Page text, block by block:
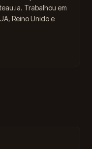
Trabalhou em
Reino Unido e